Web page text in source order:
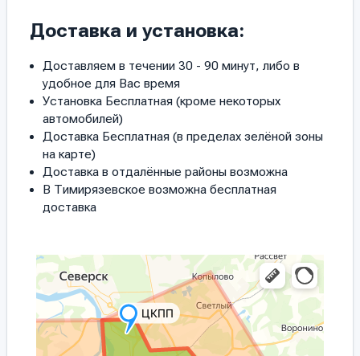
Доставка и установка:
Доставляем в течении 30 - 90 минут, либо в
удобное для Вас время
Установка Бесплатная (кроме некоторых
автомобилей)
Доставка Бесплатная (в пределах зелёной зоны
на карте)
Доставка в отдалённые районы возможна
В Тимирязевское возможна бесплатная
доставка